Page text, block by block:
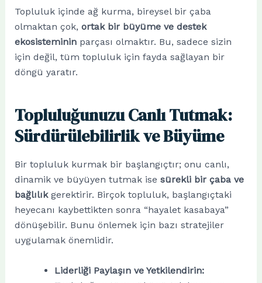
Topluluk içinde ağ kurma, bireysel bir çaba
olmaktan çok, ortak bir büyüme ve destek
ekosistemininparçası olmaktır. Bu, sadece sizin
için değil, tüm topluluk için fayda sağlayan bir
döngü yaratır.
Topluluğunuzu Canlı Tutmak:
Sürdürülebilirlik ve Büyüme
Bir topluluk kurmak bir başlangıçtır; onu canlı,
dinamik ve büyüyen tutmak ise sürekli bir çaba ve
bağlılıkgerektirir. Birçok topluluk, başlangıçtaki
heyecanı kaybettikten sonra “hayalet kasabaya”
dönüşebilir. Bunu önlemek için bazı stratejiler
uygulamak önemlidir.
Liderliği Paylaşın ve Yetkilendirin: